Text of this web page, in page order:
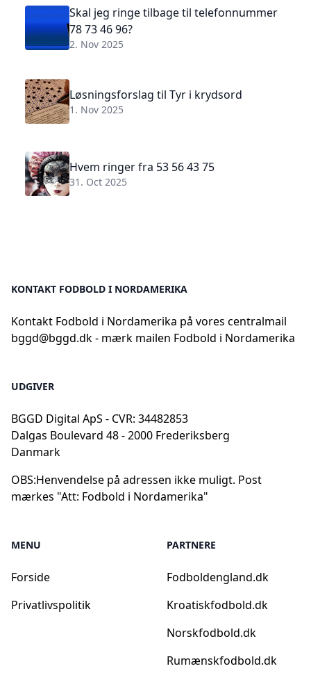
Skal jeg ringe tilbage til telefonnummer
78 73 46 96?
2. Nov 2025
Løsningsforslag til Tyr i krydsord
1. Nov 2025
Hvem ringer fra 53 56 43 75
31. Oct 2025
KONTAKT FODBOLD I NORDAMERIKA
Kontakt Fodbold i Nordamerika på vores centralmail
bggd@bggd.dk- mærk mailen Fodbold i Nordamerika
UDGIVER
BGGD Digital ApS - CVR: 34482853
Dalgas Boulevard 48 - 2000 Frederiksberg
Danmark
OBS:Henvendelse på adressen ikke muligt. Post
mærkes "Att: Fodbold i Nordamerika"
MENU
Forside
Privatlivspolitik
PARTNERE
Fodboldengland.dk
Kroatiskfodbold.dk
Norskfodbold.dk
Rumænskfodbold.dk